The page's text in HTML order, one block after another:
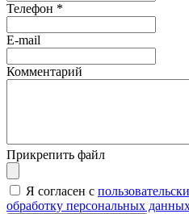
Телефон *
E-mail
Комментарий
Прикрепить файл
Я согласен с
обработку персональных